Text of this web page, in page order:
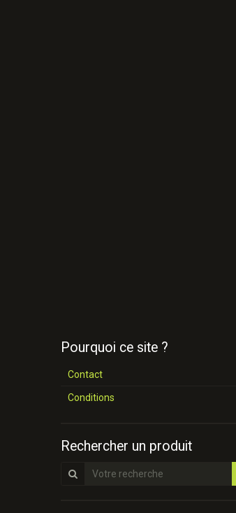
Pourquoi ce site ?
Contact
Conditions
Rechercher un produit